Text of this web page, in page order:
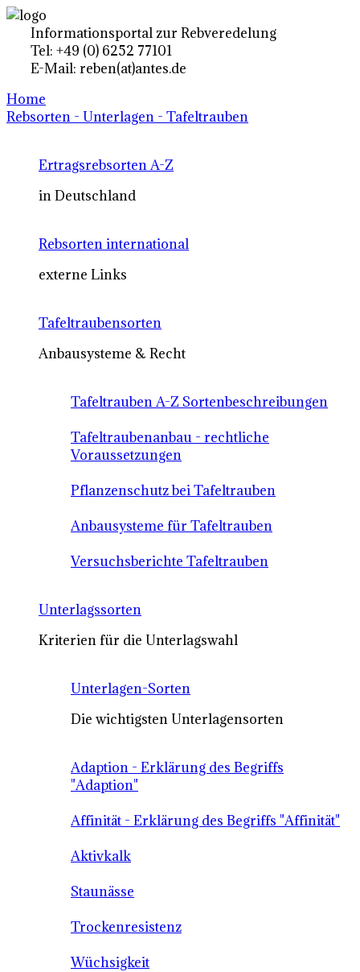
Informationsportal zur Rebveredelung
Tel: +49 (0) 6252 77101
E-Mail: reben(at)antes.de
Home
Rebsorten - Unterlagen - Tafeltrauben
Ertragsrebsorten A-Z
in Deutschland
Rebsorten international
externe Links
Tafeltraubensorten
Anbausysteme & Recht
Tafeltrauben A-Z Sortenbeschreibungen
Tafeltraubenanbau - rechtliche
Voraussetzungen
Pflanzenschutz bei Tafeltrauben
Anbausysteme für Tafeltrauben
Versuchsberichte Tafeltrauben
Unterlagssorten
Kriterien für die Unterlagswahl
Unterlagen-Sorten
Die wichtigsten Unterlagensorten
Adaption - Erklärung des Begriffs
"Adaption"
Affinität - Erklärung des Begriffs "Affinität"
Aktivkalk
Staunässe
Trockenresistenz
Wüchsigkeit